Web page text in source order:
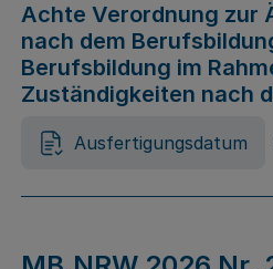
Achte Verordnung zur
nach dem
Berufsbildung im
Zuständigkeiten nach
Ausfertigungsdatum